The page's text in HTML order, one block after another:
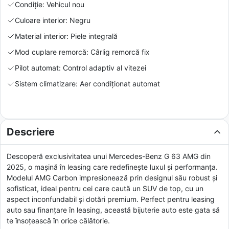
Condiție: Vehicul nou
Culoare interior: Negru
Material interior: Piele integrală
Mod cuplare remorcă: Cârlig remorcă fix
Pilot automat: Control adaptiv al vitezei
Sistem climatizare: Aer condiționat automat
Descriere
Descoperă exclusivitatea unui Mercedes-Benz G 63 AMG din
2025, o mașină în leasing care redefinește luxul și performanța.
Modelul AMG Carbon impresionează prin designul său robust și
sofisticat, ideal pentru cei care caută un SUV de top, cu un
aspect inconfundabil și dotări premium. Perfect pentru leasing
auto sau finanțare în leasing, această bijuterie auto este gata să
te însoțească în orice călătorie.